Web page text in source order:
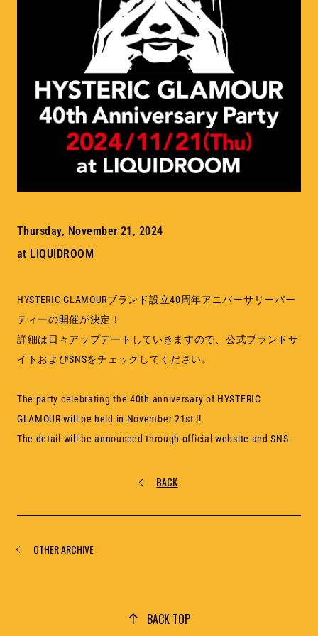
LOOKBOOK
MEMBERSHIP
PRIVACY POLICY
Thursday, November 21, 2024
at LIQUIDROOM
HYSTERIC GLAMOURブランド設立40周年アニバーサリーパー
ティーの開催が決定！
詳細は日々アップデートしていきますので、公式ブランドサ
イトおよびSNSをチェックしてください。
The party celebrating the 40th anniversary of HYSTERIC
GLAMOUR will be held in November 21st !!
The detail will be announced through official website and SNS.
BACK
OTHER ARCHIVE
BACK TOP